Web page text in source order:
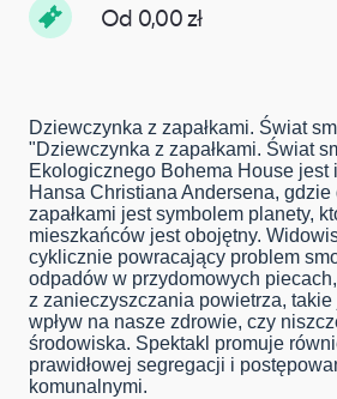
Od 0,00 zł
Dziewczynka z zapałkami. Świat
"Dziewczynka z zapałkami. Świat
Ekologicznego Bohema House jest
Hansa Christiana Andersena,
zapałkami jest symbolem planety,
mieszkańców jest obojętny.
cyklicznie powracający problem
odpadów w przydomowych
z zanieczyszczania powietrza,
wpływ na nasze zdrowie, czy
środowiska. Spektakl promuje
prawidłowej segregacji i
komunalnymi.